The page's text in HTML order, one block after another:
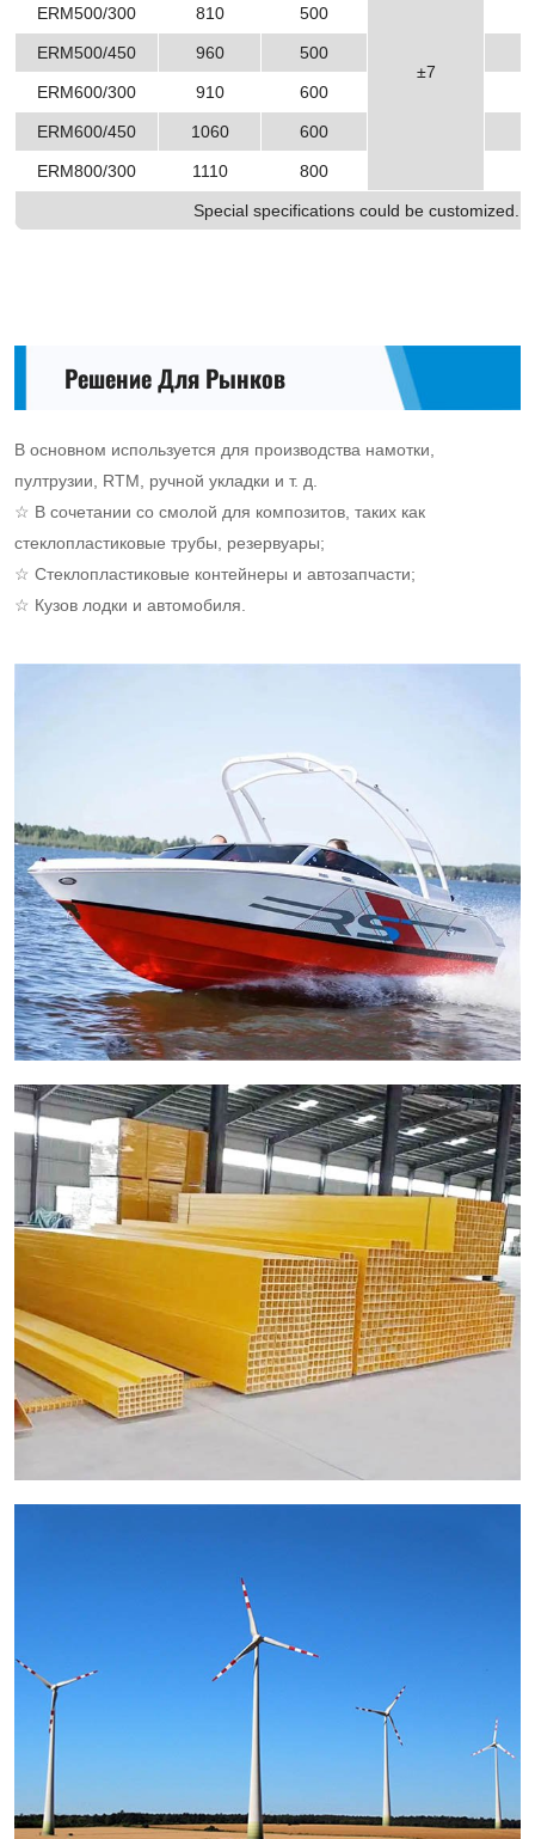
±7
ERM500/300 810 500
ERM500/450 960 500
ERM600/300 910 600
ERM600/450 1060 600
ERM800/300 1110 800
Special specifications could be customized.
Решение Для Рынков
В основном используется для производства намотки,
пултрузии, RTM, ручной укладки и т. д.
☆ В сочетании со смолой для композитов, таких как
стеклопластиковые трубы, резервуары;
☆ Стеклопластиковые контейнеры и автозапчасти;
☆ Кузов лодки и автомобиля.